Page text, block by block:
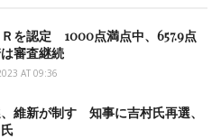
を認定 1000点満点中、657.9点
審査継続
AT 09:36
維新が制す 知事に吉村氏再選、